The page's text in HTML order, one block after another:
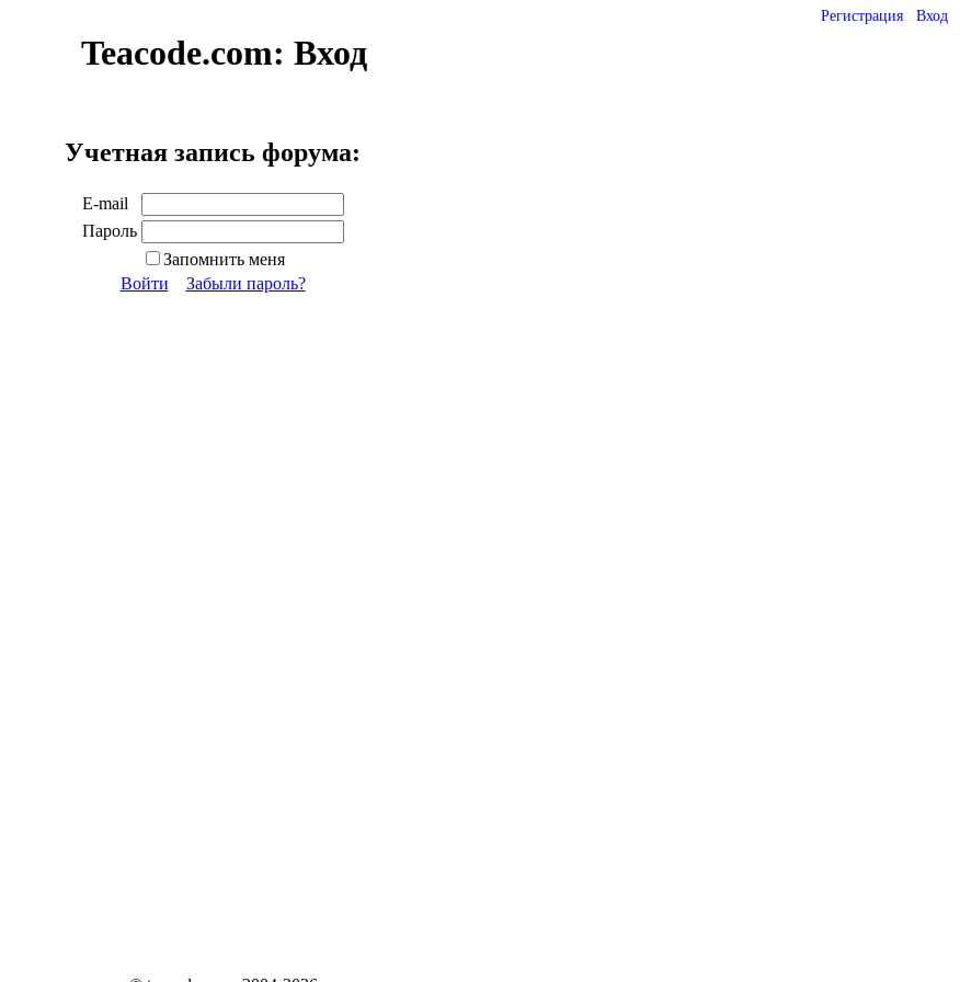
Регистрация Вход
Teacode.com: Вход
Учетная запись форума:
E-mail
Пароль
Запомнить меня
Войти
Забыли пароль?